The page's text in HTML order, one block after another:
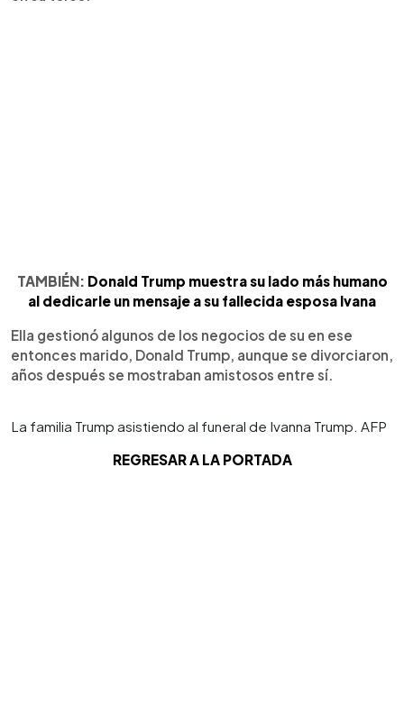
TAMBIÉN: Donald Trump muestra su lado más humano
al dedicarle un mensaje a su fallecida esposa Ivana
Ella gestionó algunos de los negocios de su en ese
entonces marido, Donald Trump, aunque se divorciaron,
años después se mostraban amistosos entre sí.
La familia Trump asistiendo al funeral de Ivanna Trump. AFP
REGRESAR A LA PORTADA